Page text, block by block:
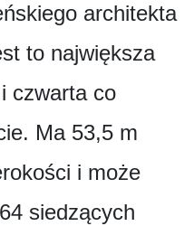
architekta
to największa
czwarta co
Ma 53,5 m
i może
siedzących